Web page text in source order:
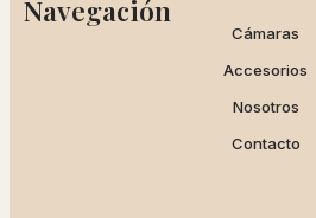
Navegación
Cámaras
Accesorios
Nosotros
Contacto